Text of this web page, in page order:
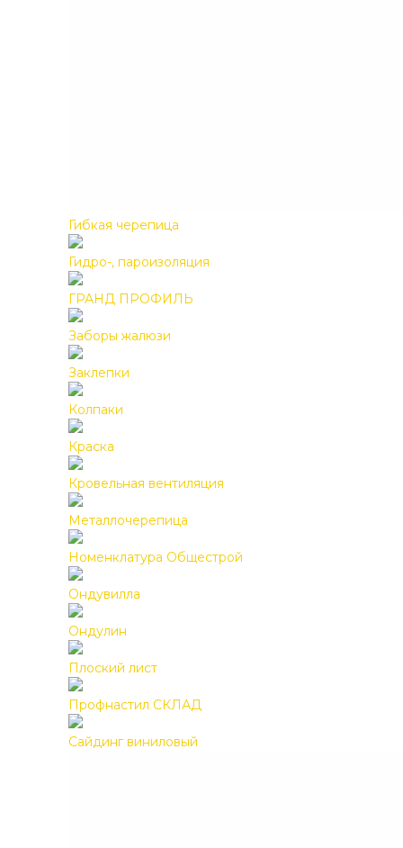
Гибкая черепица
Гидро-, пароизоляция
ГРАНД ПРОФИЛЬ
Заборы жалюзи
Заклепки
Колпаки
Краска
Кровельная вентиляция
Металлочерепица
Номенклатура Общестрой
Ондувилла
Ондулин
Плоский лист
Профнастил СКЛАД
Сайдинг виниловый